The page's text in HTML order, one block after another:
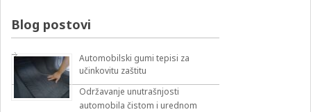
Blog postovi
Automobilski gumi tepisi za
učinkovitu zaštitu
Održavanje unutrašnjosti
automobila čistom i urednom